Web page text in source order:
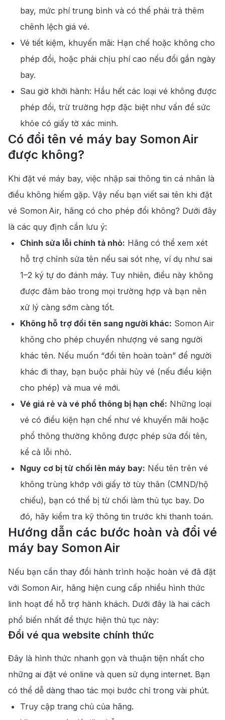
bay, mức phí trung bình và có thể phải trả thêm
chênh lệch giá vé.
Vé tiết kiệm, khuyến mãi: Hạn chế hoặc không cho
phép đổi, hoặc phải chịu phí cao nếu đổi gần ngày
bay.
Sau giờ khởi hành: Hầu hết các loại vé không được
phép đổi, trừ trường hợp đặc biệt như vấn đề sức
khỏe có giấy tờ xác minh.
Có đổi tên vé máy bay Somon Air
được không?
Khi đặt vé máy bay, việc nhập sai thông tin cá nhân là
điều không hiếm gặp. Vậy nếu bạn viết sai tên khi đặt
vé Somon Air, hãng có cho phép đổi không? Dưới đây
là các quy định cần lưu ý:
Chỉnh sửa lỗi chính tả nhỏ: Hãng có thể xem xét
hỗ trợ chỉnh sửa tên nếu sai sót nhẹ, ví dụ như sai
1–2 ký tự do đánh máy. Tuy nhiên, điều này không
được đảm bảo trong mọi trường hợp và bạn nên
xử lý càng sớm càng tốt.
Không hỗ trợ đổi tên sang người khác: Somon Air
không cho phép chuyển nhượng vé sang người
khác tên. Nếu muốn “đổi tên hoàn toàn” để người
khác đi thay, bạn buộc phải hủy vé (nếu điều kiện
cho phép) và mua vé mới.
Vé giá rẻ và vé phổ thông bị hạn chế: Những loại
vé có điều kiện hạn chế như vé khuyến mãi hoặc
phổ thông thường không được phép sửa đổi tên,
kể cả lỗi nhỏ.
Nguy cơ bị từ chối lên máy bay: Nếu tên trên vé
không trùng khớp với giấy tờ tùy thân (CMND/hộ
chiếu), bạn có thể bị từ chối làm thủ tục bay. Do
đó, hãy kiểm tra kỹ thông tin trước khi thanh toán.
Hướng dẫn các bước hoàn và đổi vé
máy bay Somon Air
Nếu bạn cần thay đổi hành trình hoặc hoàn vé đã đặt
với Somon Air, hãng hiện cung cấp nhiều hình thức
linh hoạt để hỗ trợ hành khách. Dưới đây là hai cách
phổ biến nhất để thực hiện thủ tục này:
Đổi vé qua website chính thức
Đây là hình thức nhanh gọn và thuận tiện nhất cho
những ai đặt vé online và quen sử dụng internet. Bạn
có thể dễ dàng thao tác mọi bước chỉ trong vài phút.
Truy cập trang chủ của hãng.